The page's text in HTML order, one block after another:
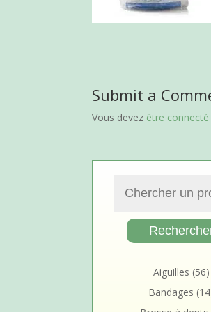
Submit a
Vous devez être connecté
Aiguilles (56)
Bandages